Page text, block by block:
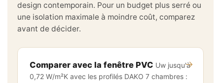
design contemporain. Pour un budget plus serré ou
une isolation maximale à moindre coût, comparez
avant de décider.
→
Comparer avec la fenêtre PVC Uw jusqu'à
0,72 W/m²K avec les profilés DAKO 7 chambres :